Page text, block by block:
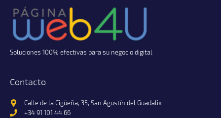
Soluciones 100% efectivas para su negocio digital
Contacto
Calle de la Cigüeña, 35, San Agustín del Guadalix
+34 91 101 44 66